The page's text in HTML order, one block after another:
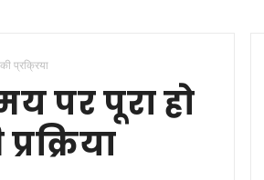
प्रक्रिया
पर पूरा हो